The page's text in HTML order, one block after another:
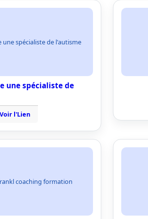
spécialiste de l'autisme
une spécialiste de
Voir l'Lien
coaching formation